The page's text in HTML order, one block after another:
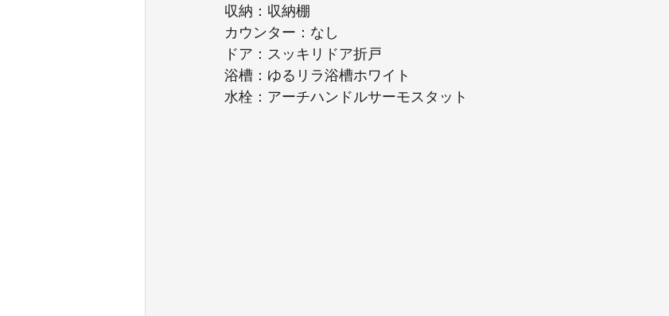
収納：収納棚
カウンター：なし
ドア：スッキリドア折戸
浴槽：ゆるリラ浴槽ホワイト
水栓：アーチハンドルサーモスタット